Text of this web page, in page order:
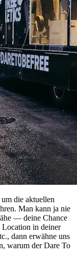
die aktuellen
Man kann ja nie
— deine Chance
in deiner
dann erwähne uns
warum der Dare To